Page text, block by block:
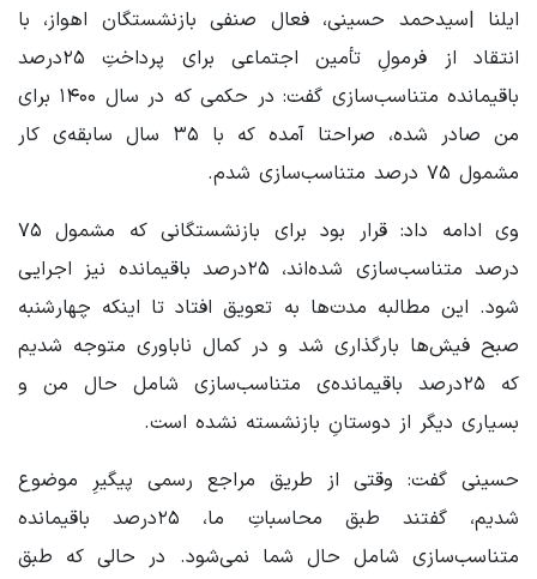
ایلنا |سیدحمد حسینی، فعال صنفی بازنشستگان اهواز، با
انتقاد از فرمولِ تأمین اجتماعی برای پرداختِ ۲۵درصد
باقیمانده متناسب‌سازی گفت: در حکمی که در سال ۱۴۰۰ برای
من صادر شده، صراحتا آمده که با ۳۵ سال سابقه‌ی کار
مشمول ۷۵ درصد متناسب‌سازی شدم.
وی ادامه داد: قرار بود برای بازنشستگانی که مشمول ۷۵
درصد متناسب‌سازی شده‌اند، ۲۵درصد باقیمانده نیز اجرایی
شود. این مطالبه مدت‌ها به تعویق افتاد تا اینکه چهارشنبه
صبح فیش‌ها بارگذاری شد و در کمال ناباوری متوجه شدیم
که ۲۵درصد باقیمانده‌ی متناسب‌سازی شامل حال من و
بسیاری دیگر از دوستانِ بازنشسته نشده است.
حسینی گفت: وقتی از طریق مراجع رسمی پیگیرِ موضوع
شدیم، گفتند طبق محاسباتِ ما، ۲۵درصد باقیمانده
متناسب‌سازی شامل حال شما نمی‌شود. در حالی که طبق